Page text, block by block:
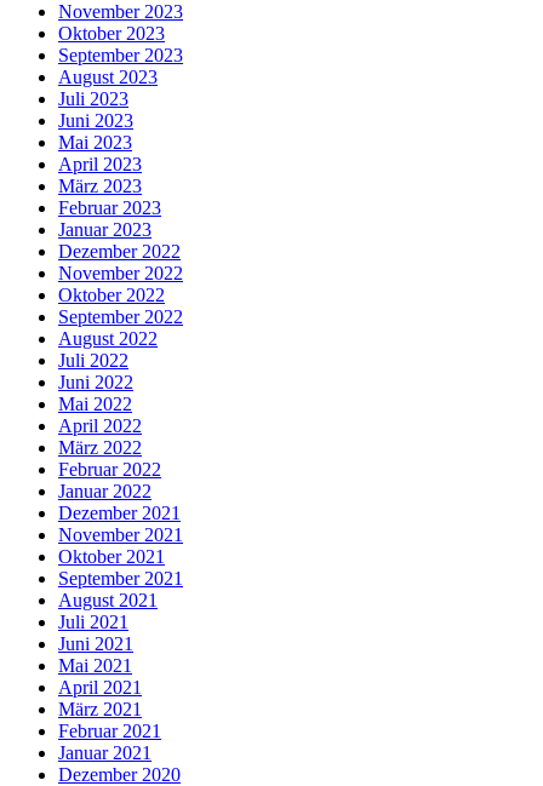
November 2023
Oktober 2023
September 2023
August 2023
Juli 2023
Juni 2023
Mai 2023
April 2023
März 2023
Februar 2023
Januar 2023
Dezember 2022
November 2022
Oktober 2022
September 2022
August 2022
Juli 2022
Juni 2022
Mai 2022
April 2022
März 2022
Februar 2022
Januar 2022
Dezember 2021
November 2021
Oktober 2021
September 2021
August 2021
Juli 2021
Juni 2021
Mai 2021
April 2021
März 2021
Februar 2021
Januar 2021
Dezember 2020